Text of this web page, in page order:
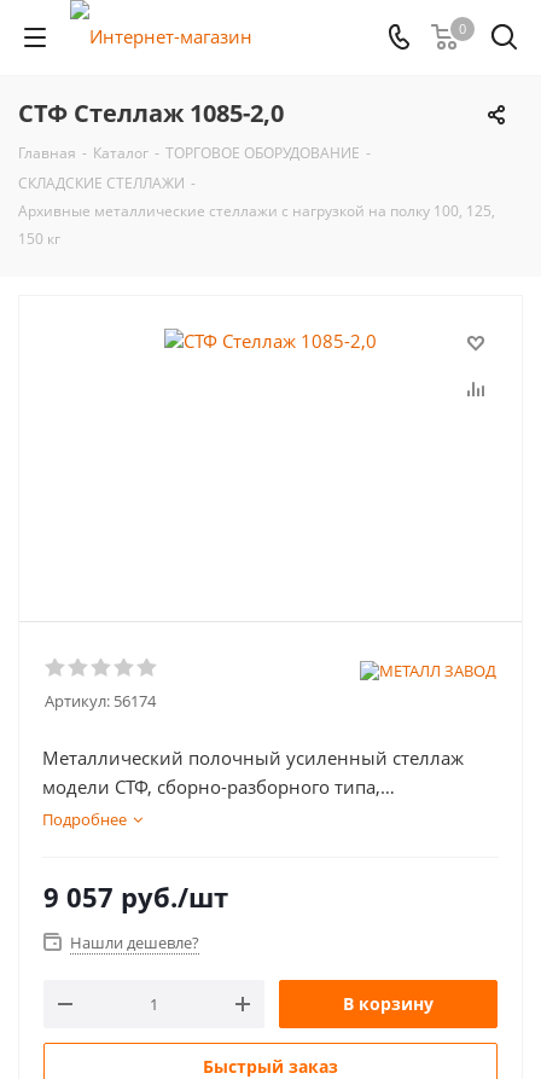
0
СТФ Стеллаж 1085-2,0
Главная - Каталог - ТОРГОВОЕ ОБОРУДОВАНИЕ -
СКЛАДСКИЕ СТЕЛЛАЖИ -
Архивные металлические стеллажи с нагрузкой на полку 100, 125,
150 кг
Артикул: 56174
Металлический полочный усиленный стеллаж
модели СТФ, сборно-разборного типа,
предназначен для хранения малогабаритных
офисов, архивов, библиотек и складов.
Подробнее
9 057 руб./шт
Нашли дешевле?
В корзину
Быстрый заказ